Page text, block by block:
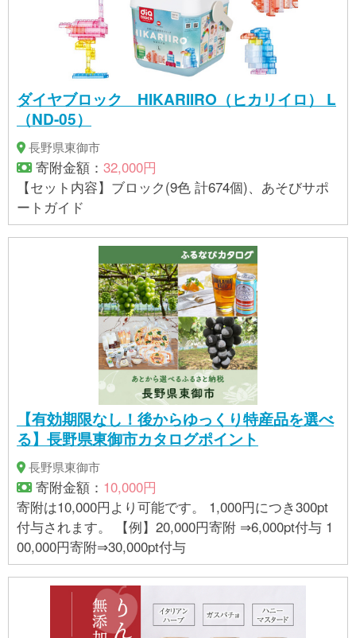
ダイヤブロック HIKARIIRO（ヒカリイロ） L
（ND-05）
長野県東御市
寄附金額： 32,000円
【セット内容】ブロック(9色 計674個)、あそびサポ
ートガイド
【有効期限なし！後からゆっくり特産品を選べ
る】長野県東御市カタログポイント
長野県東御市
寄附金額： 10,000円
寄附は10,000円より可能です。 1,000円につき300pt
付与されます。 【例】20,000円寄附 ⇒6,000pt付与 1
00,000円寄附⇒30,000pt付与